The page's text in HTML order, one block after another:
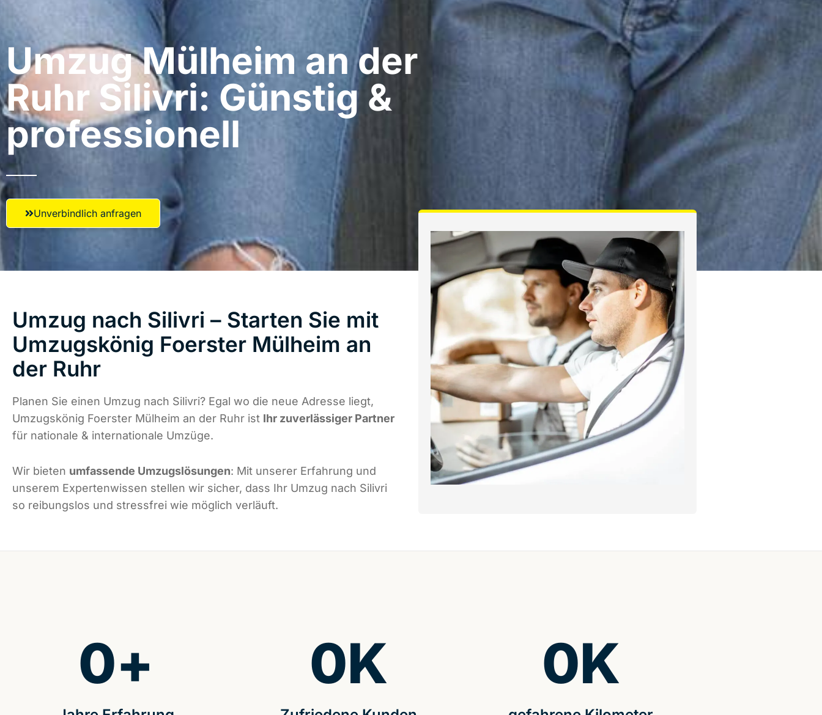
Umzug Mülheim an der
Ruhr​ Silivri: Günstig &
professionell​
Unverbindlich anfragen
Umzug nach Silivri – Starten Sie mit
Umzugskönig Foerster Mülheim an
der Ruhr
Planen Sie einen Umzug nach Silivri? Egal wo die neue Adresse liegt,
Umzugskönig Foerster Mülheim an der Ruhr ist Ihr zuverlässiger Partner
für nationale & internationale Umzüge.
Wir bieten umfassende Umzugslösungen: Mit unserer Erfahrung und
unserem Expertenwissen stellen wir sicher, dass Ihr Umzug nach Silivri
so reibungslos und stressfrei wie möglich verläuft.
0+ 0K 0K